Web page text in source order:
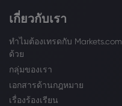
เกี่ยวกับเรา
ทำไมต้องเทรดกับ Markets.com
ด้วย
กลุ่มของเรา
เอกสารด้านกฎหมาย
เรื่องร้องเรียน